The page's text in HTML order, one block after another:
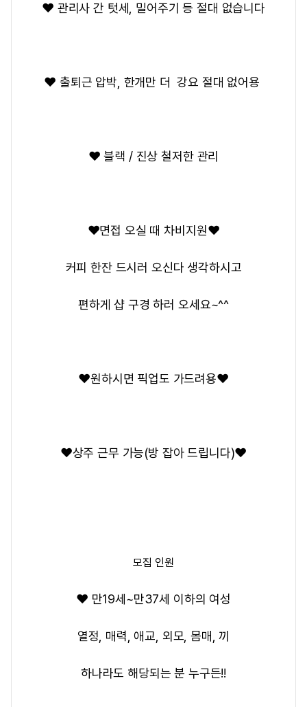
❤️ 관리사 간 텃세, 밀어주기 등 절대 없습니다
❤️ 출퇴근 압박, 한개만 더 강요 절대 없어용
❤️ 블랙 / 진상 철저한 관리
❤️면접 오실 때 차비지원❤️
커피 한잔 드시러 오신다 생각하시고
편하게 샵 구경 하러 오세요~^^
❤️원하시면 픽업도 가드려용❤️
❤️상주 근무 가능(방 잡아 드립니다)❤️
모집 인원
❤️ 만19세~만37세 이하의 여성
열정, 매력, 애교, 외모, 몸매, 끼
하나라도 해당되는 분 누구든!!